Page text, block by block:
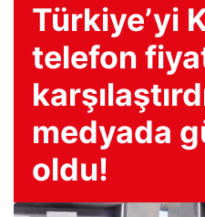
Türkiye’yi
telefon
medyada
oldu!